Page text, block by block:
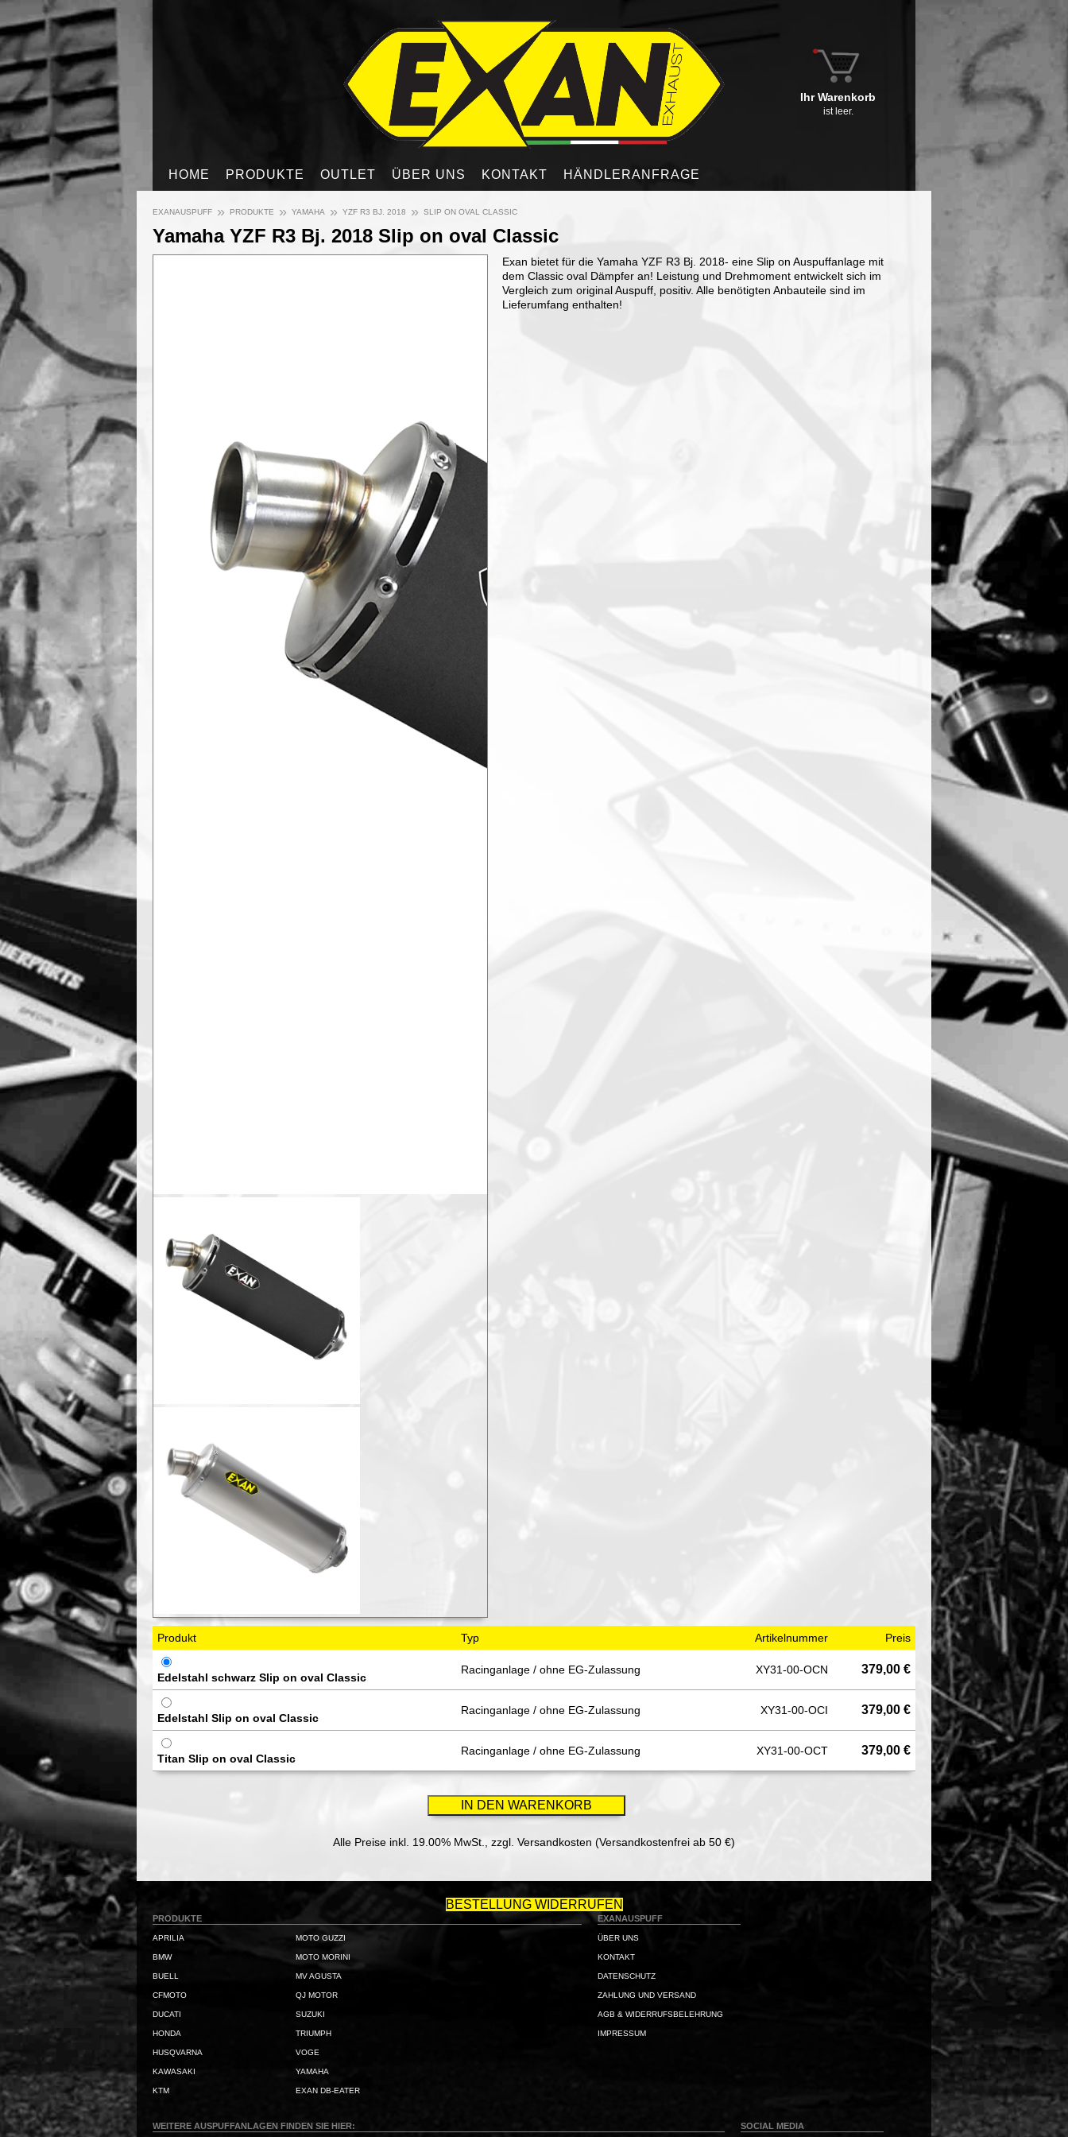
HOME PRODUKTE OUTLET ÜBER UNS KONTAKT HÄNDLERANFRAGE
Ihr Warenkorb
ist leer.
EXANAUSPUFF » PRODUKTE » YAMAHA » YZF R3 BJ. 2018 » SLIP ON OVAL CLASSIC
Yamaha YZF R3 Bj. 2018 Slip on oval Classic
Exan bietet für die Yamaha YZF R3 Bj. 2018- eine Slip on Auspuffanlage mit
dem Classic oval Dämpfer an! Leistung und Drehmoment entwickelt sich im
Vergleich zum original Auspuff, positiv. Alle benötigten Anbauteile sind im
Lieferumfang enthalten!
Produkt Typ Artikelnummer Preis
Edelstahl schwarz Slip on oval Classic
Racinganlage / ohne EG-Zulassung XY31-00-OCN 379,00 €
Edelstahl Slip on oval Classic
Racinganlage / ohne EG-Zulassung XY31-00-OCI 379,00 €
Titan Slip on oval Classic
Racinganlage / ohne EG-Zulassung XY31-00-OCT 379,00 €
Alle Preise inkl. 19.00% MwSt., zzgl. Versandkosten (Versandkostenfrei ab 50 €)
BESTELLUNG WIDERRUFEN
PRODUKTE
APRILIA
BMW
BUELL
CFMOTO
DUCATI
HONDA
HUSQVARNA
KAWASAKI
KTM
MOTO GUZZI
MOTO MORINI
MV AGUSTA
QJ MOTOR
SUZUKI
TRIUMPH
VOGE
YAMAHA
EXAN DB-EATER
EXANAUSPUFF
ÜBER UNS
KONTAKT
DATENSCHUTZ
ZAHLUNG UND VERSAND
AGB & WIDERRUFSBELEHRUNG
IMPRESSUM
WEITERE AUSPUFFANLAGEN FINDEN SIE HIER: SOCIAL MEDIA